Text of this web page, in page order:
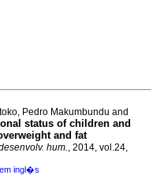
Pedro Makumbundu and
status of children and
and fat
hum., 2014, vol.24,
ingl�s